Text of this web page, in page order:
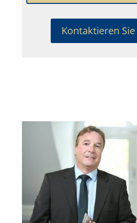
Kontaktieren